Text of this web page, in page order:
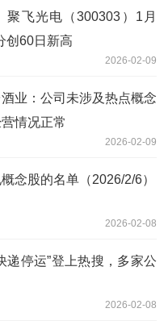
聚飞光电（300303）1月
创60日新高
2026-02-09
业：公司未涉及热点概念
情况正常
2026-02-09
念股的名单（2026/2/6）
2026-02-08
递停运”登上热搜，多家公
2026-02-08